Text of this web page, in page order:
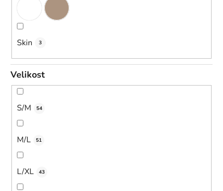
Skin 3
Velikost
S/M 54
M/L 51
L/XL 43